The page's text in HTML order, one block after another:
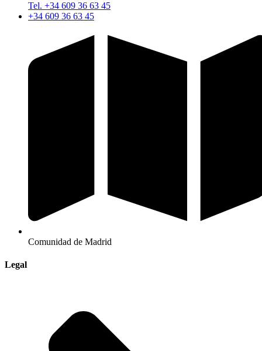
Tel. +34 609 36 63 45
+34 609 36 63 45
Comunidad de Madrid
Legal